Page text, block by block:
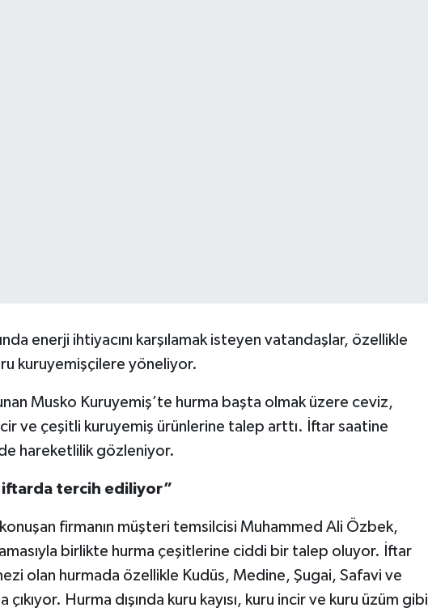
enerji ihtiyacını karşılamak isteyen vatandaşlar, özellikle
kuruyemişçilere yöneliyor.
Musko Kuruyemiş’te hurma başta olmak üzere ceviz,
ve çeşitli kuruyemiş ürünlerine talep arttı. İftar saatine
hareketlilik gözleniyor.
iftarda tercih ediliyor”
konuşan firmanın müşteri temsilcisi Muhammed Ali Özbek,
birlikte hurma çeşitlerine ciddi bir talep oluyor. İftar
olan hurmada özellikle Kudüs, Medine, Şugai, Safavi ve
Hurma dışında kuru kayısı, kuru incir ve kuru üzüm gibi